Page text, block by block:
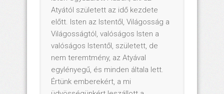
Atyától született az idő kezdete
előtt. Isten az Istentől, Világosság a
Világosságtól, valóságos Isten a
valóságos Istentől, született, de
nem teremtmény, az Atyával
egylényegű, és minden általa lett.
Értünk emberekért, a mi